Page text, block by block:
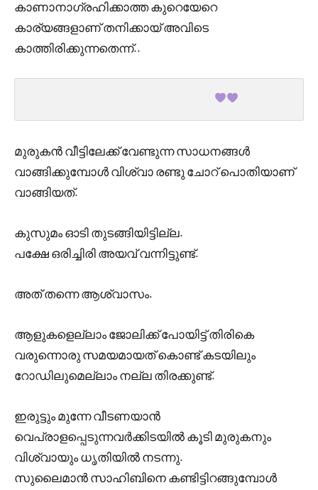
കാണാനാഗ്രഹിക്കാത്ത കുറെയേറെ
കാര്യങ്ങളാണ് തനിക്കായ് അവിടെ
കാത്തിരിക്കുന്നതെന്ന്..
മുരുകൻ വീട്ടിലേക്ക് വേണ്ടുന്ന സാധനങ്ങൾ
വാങ്ങിക്കുമ്പോൾ വിശ്വാ രണ്ടു ചോറ് പൊതിയാണ്
വാങ്ങിയത്.
കുസുമം ഓടി തുടങ്ങിയിട്ടില്ല.
പക്ഷേ ഒരിച്ചിരി അയവ് വന്നിട്ടുണ്ട്.
അത് തന്നെ ആശ്വാസം.
ആളുകളെല്ലാം ജോലിക്ക് പോയിട്ട് തിരികെ
വരുന്നൊരു സമയമായത് കൊണ്ട് കടയിലും
റോഡിലുമെല്ലാം നല്ല തിരക്കുണ്ട്.
ഇരുട്ടും മുന്നേ വീടണയാൻ
വെപ്രാളപ്പെടുന്നവർക്കിടയിൽ കൂടി മുരുകനും
വിശ്വായും ധൃതിയിൽ നടന്നു.
സുലൈമാൻ സാഹിബിനെ കണ്ടിട്ടിറങ്ങുമ്പോൾ